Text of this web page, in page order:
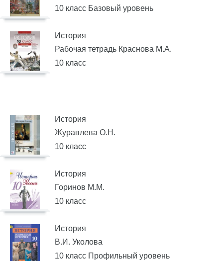
10 класс Базовый уровень
История
Рабочая тетрадь Краснова М.А.
10 класс
История
Журавлева О.Н.
10 класс
История
Горинов М.М.
10 класс
История
В.И. Уколова
10 класс Профильный уровень